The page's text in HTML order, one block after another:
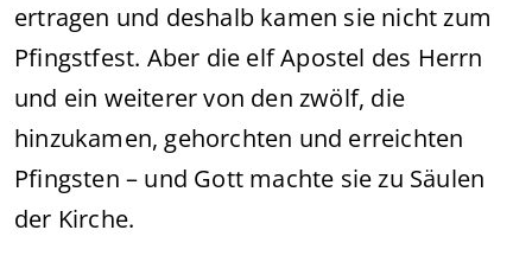
ertragen und deshalb kamen sie nicht zum
Pfingstfest. Aber die elf Apostel des Herrn
und ein weiterer von den zwölf, die
hinzukamen, gehorchten und erreichten
Pfingsten – und Gott machte sie zu Säulen
der Kirche.